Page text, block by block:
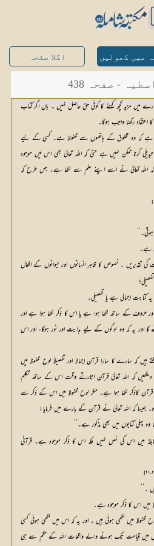
میں کھولیں اگلا صفحہ
- صفحہ 438
میں مزید کچھ کہنے کا کوئی حق حاصل نہیں ۔ ہاں اگر کتاب
رکھنا واجب ہوگا۔
کہ وہ مخلوق کے ہاتھوں سے محفوظ ہے۔ کسی کے لیے
کرنا ممکن نہیں ہے حتی کہ اللہ تعالیٰ بھی اس میں موجود
کہ اللہ تعالیٰ نے اسے اپنے علم سے لکھا ہے۔ جس طرح کہ
:
ہے۔
کتابت اِجمالی ہے یا تفصیلی۔
حروف کے ساتھ لکھا ہوا ہے یا اس کا ذکر لکھا ہوا ہے اور
گا اور یہ کہ وہ لوگوں کے لیے ہدایت اور نور ہوگا، اور اس
کہ سارے کا سارا قرآن اِجمالا اور تفصیلاً لوح محفوظ میں
کہ اللہ تعالیٰ قرآن اتارتے وقت اس کے ساتھ تکلم
قرآن کاذکر لکھا ہوا ہے۔ مگر لوح محفوظ میں اس کے ذکر سے
جیسا کہ اللہ تعالیٰ نے قرآن کے بارے میں فرمایا:
وہ پہلی کتابوں میں بھی مذکور ہے۔‘‘
میں اس کی نص نہیں بلکہ اس کا ذکر موجود ہے۔ قرآنی
۔‘‘
میں اس کا ذکر موجود ہے۔
محفوظ میں لکھی ہوئی ہیں ۔ اور یہ کہ اس میں لکھی ہوئی کسی
میں قیامت تک ہونے والے واقعات اللہ کے حکم سے ہی